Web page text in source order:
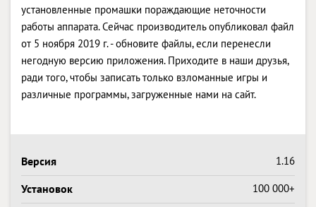
установленные промашки пораждающие неточности
работы аппарата. Сейчас производитель опубликовал файл
от 5 ноября 2019 г. - обновите файлы, если перенесли
негодную версию приложения. Приходите в наши друзья,
ради того, чтобы записать только взломанные игры и
различные программы, загруженные нами на сайт.
Версия 1.16
Установок 100 000+